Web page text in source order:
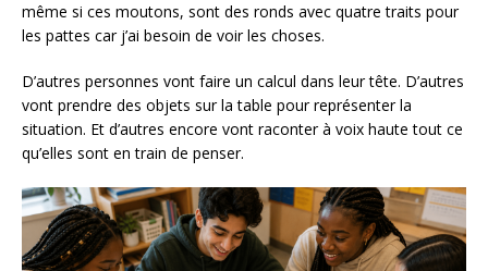
même si ces moutons, sont des ronds avec quatre traits pour
les pattes car j’ai besoin de voir les choses.
D’autres personnes vont faire un calcul dans leur tête. D’autres
vont prendre des objets sur la table pour représenter la
situation. Et d’autres encore vont raconter à voix haute tout ce
qu’elles sont en train de penser.